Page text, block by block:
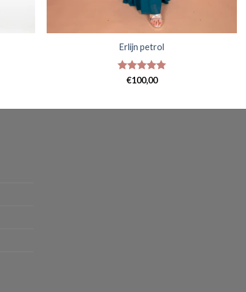
Erlijn petrol
Gewaardeerd
€100,00